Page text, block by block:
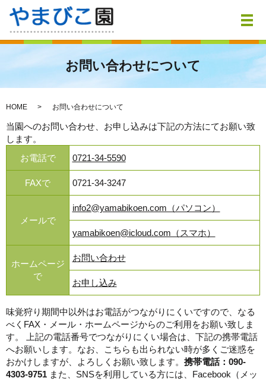
メ
お問い合わせについて
HOME お問い合わせについて
当園へのお問い合わせ、お申し込みは下記の方法にてお願い致
します。
お電話で
0721-34-5590
FAXで 0721-34-3247
メールで
info2@yamabikoen.com（パソコン）
yamabikoen@icloud.com（スマホ）
ホームページ
で
お問い合わせ
お申し込み
味覚狩り期間中以外はお電話がつながりにくいですので、なる
べくFAX・メール・ホームページからのご利用をお願い致しま
す。 上記の電話番号でつながりにくい場合は、下記の携帯電話
へお願いします。なお、こちらも出られない時が多くご迷惑を
おかけしますが、よろしくお願い致します。 携帯電話：090-
4303-9751 また、SNSを利用している方には、Facebook（メッ